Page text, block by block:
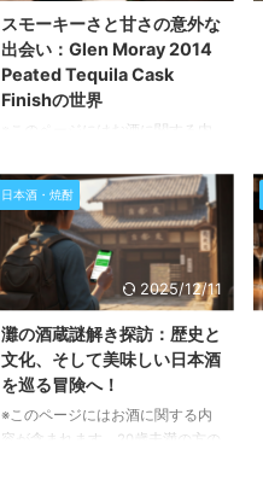
ました。この度、テネシーの豊か
な大地で育まれたライウイスキー
が、なんとテーブルシロップの樽
で熟成されるという、ユニークな
試みによって生まれ変わりまし
なバランスでブレンドされた原酒
は、新 ...
スモーキーさと甘さの意外な
出会い：Glen Moray 2014
Peated Tequila Cask
Finishの世界
※このページにはお酒に関する内
閲覧・購入は禁止されています。
テキーラ樽が織りなす、スモーキ
ーなシングルモルトの新たな地平
スコッチウイスキーの世界に、驚
くべきマリアージュが誕生しまし
た。スコットランドのスペイサイ
ド地方に位置するグレンモーレイ
蒸溜所が、その革新的な
「Warehouse 1」コレクションの
一環として、ユニークなシングル
モルトウイスキーを世に送り出し
日本酒・焼酎
2025/12/11
灘の酒蔵謎解き探訪：歴史と
文化、そして美味しい日本酒
を巡る冒険へ！
※このページにはお酒に関する内
容が含まれます。20歳未満の方の